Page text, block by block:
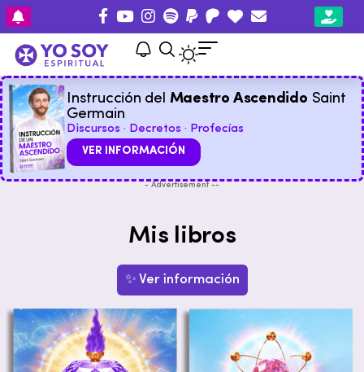
Instrucción del Maestro Ascendido Saint
Germain
Discursos · Decretos · Profecías
VER INFORMACIÓN
- Advertisement --
Mis libros
✨ Ver información